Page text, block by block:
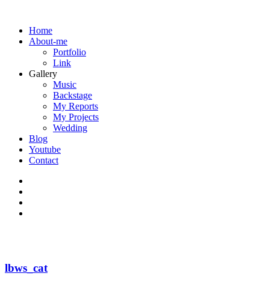
Home
About-me
Portfolio
Link
Gallery
Music
Backstage
My Reports
My Projects
Wedding
Blog
Youtube
Contact
lbws_cat